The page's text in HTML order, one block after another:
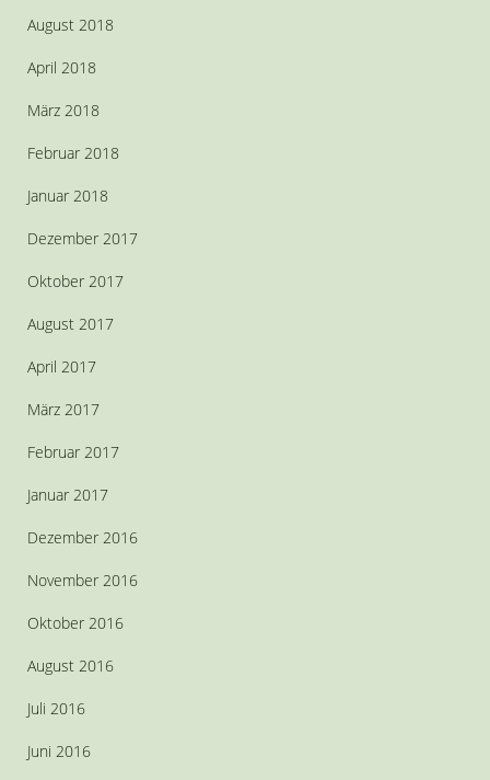
August 2018
April 2018
März 2018
Februar 2018
Januar 2018
Dezember 2017
Oktober 2017
August 2017
April 2017
März 2017
Februar 2017
Januar 2017
Dezember 2016
November 2016
Oktober 2016
August 2016
Juli 2016
Juni 2016